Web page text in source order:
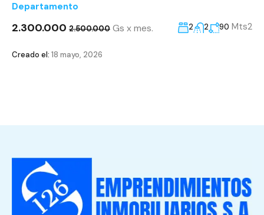
Departamento
2.300.000 2.500.000 Gs x mes. 2 2 90 Mts2
Creado el: 18 mayo, 2026